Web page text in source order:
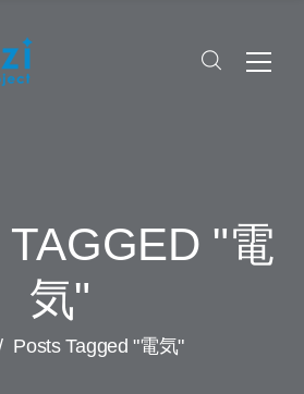
"電
気"
Posts Tagged "電気"